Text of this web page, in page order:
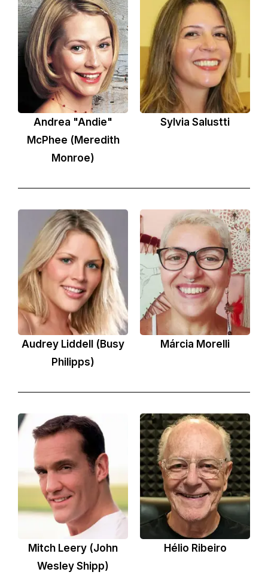
Andrea "Andie"
McPhee (Meredith
Monroe)
Sylvia Salustti
Audrey Liddell (Busy
Philipps)
Márcia Morelli
Mitch Leery (John
Wesley Shipp)
Hélio Ribeiro